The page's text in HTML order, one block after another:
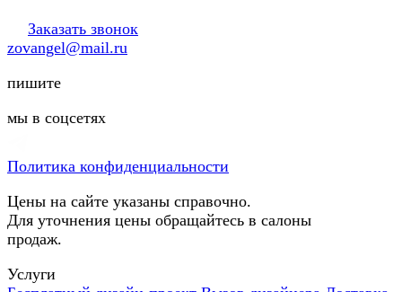
Заказать звонок
zovangel@mail.ru
пишите
мы в соцсетях
Политика конфиденциальности
Цены на сайте указаны справочно.
Для уточнения цены обращайтесь в салоны
продаж.
Услуги